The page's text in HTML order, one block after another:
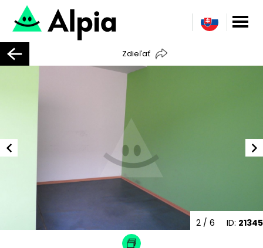
Zdieľať
ID: 21345
2 / 6